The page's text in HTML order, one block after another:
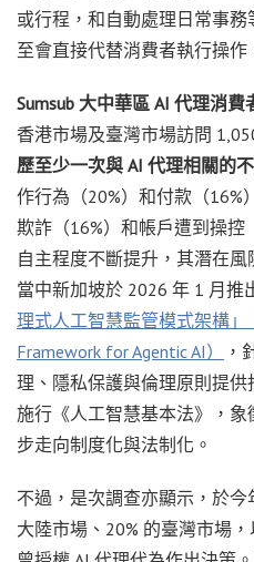
或行程，和自動處理日常事
至會直接代替消費者執行操
Sumsub 大中華區 AI 代理消費
香港市場及臺灣市場訪問
歷至少一次與 AI 代理相關的
作行為（20%）和付款（16%
欺詐（16%）和帳戶遭到操控
自主程度不斷提升，其潛在
當中新加坡於 2026 年 1 月推
理式人工智慧監管模式架構」
Framework for Agentic AI）
，
理、隱私保護與倫理原則提
施行《人工智慧基本法》，
步走向制度化與法制化。
不過，是次調查亦顯示，於
大陸市場、20% 的臺灣市場